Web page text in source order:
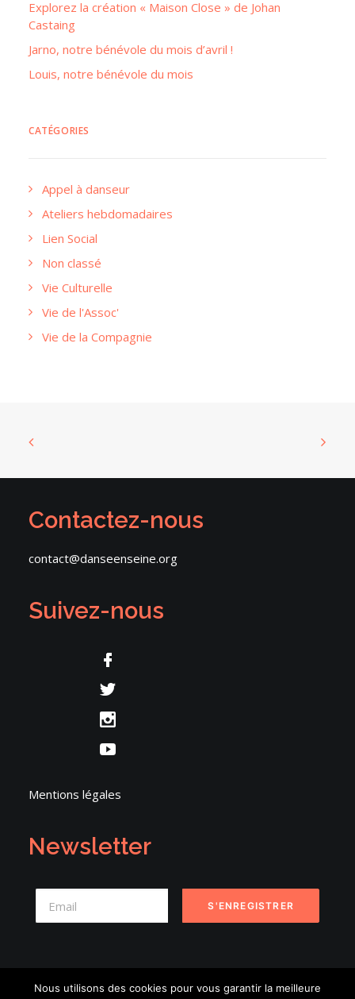
Explorez la création « Maison Close » de Johan
Castaing
Jarno, notre bénévole du mois d’avril !
Louis, notre bénévole du mois
CATÉGORIES
Appel à danseur
Ateliers hebdomadaires
Lien Social
Non classé
Vie Culturelle
Vie de l'Assoc'
Vie de la Compagnie
Contactez-nous
contact@danseenseine.org
Suivez-nous
Mentions légales
Newsletter
Nous utilisons des cookies pour vous garantir la meilleure